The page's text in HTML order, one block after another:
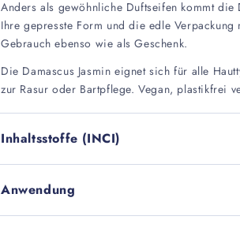
Anders als gewöhnliche Duftseifen kommt die
Ihre gepresste Form und die edle
Gebrauch ebenso wie als Geschenk.
Die Damascus Jasmin eignet sich für alle
zur Rasur oder Bartpflege. Vegan, plastikfrei
Inhaltsstoffe (INCI)
Anwendung